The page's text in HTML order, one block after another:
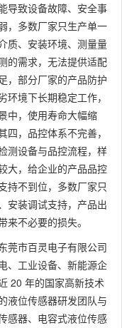
导致设备故障、安全事
，多数厂家只生产单一
质、安装环境、测量量
的需求，无法提供适配
，部分厂家的产品防护
境下长期稳定工作，
中，使用寿命大幅缩
，品控体系不完善，
测设备与品控流程，样
大，给企业的产品品控
持不到位，多数厂家只
安装调试支持，产品出
不必要的损失。
莞市百灵电子有限公司
、工业设备、新能源企
20 年的国家高新技术
液位传感器研发团队与
感器、电容式液位传感